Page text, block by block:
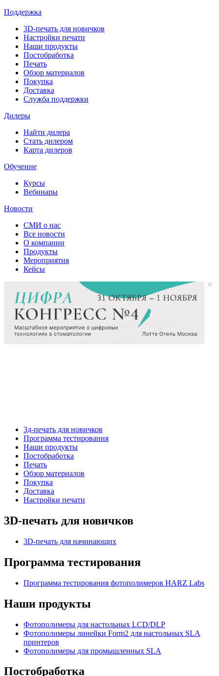
Поддержка
3D-печать для новичков
Настройки печати
Наши продукты
Постобработка
Печать
Обзор материалов
Покупка
Доставка
Служба поддержки
Дилеры
Найти дилера
Cтать дилером
Карта дилеров
Обучение
Курсы
Вебинары
Новости
СМИ о нас
Все новости
О компании
Продукты
Мероприятия
Кейсы
3д-печать для новичков
Программа тестирования
Наши продукты
Постобработка
Печать
Обзор материалов
Покупка
Доставка
Настройки печати
3D-печать для новичков
3D-печать для начинающих
Программа тестирования
Программа тестирования фотополимеров HARZ Labs
Наши продукты
Фотополимеры для настольных LCD/DLP
Фотополимеры линейки Form2 для настольных SLA
принтеров
Фотополимеры для промышленных SLA
Постобработка